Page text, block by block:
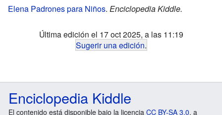
Elena Padrones para Niños. Enciclopedia Kiddle.
Última edición el 17 oct 2025, a las 11:19
Sugerir una edición.
Enciclopedia Kiddle
El contenido está disponible bajo la licencia CC BY-SA 3.0, a